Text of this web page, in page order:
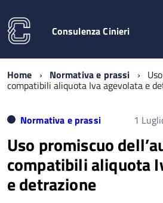
Consulenza Cinieri
Home Normativa e prassi
compatibili aliquota Iva agevolata e
Normativa e prassi 1
Uso promiscuo
compatibili aliquota
e detrazione